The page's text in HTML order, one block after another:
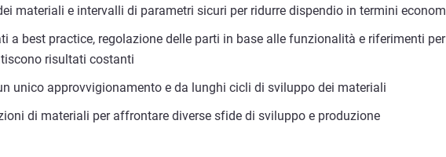
materiali e intervalli di parametri sicuri per ridurre dispendio in termini
a best practice, regolazione delle parti in base alle funzionalità e riferimenti
risultati costanti
unico approvvigionamento e da lunghi cicli di sviluppo dei materiali
di materiali per affrontare diverse sfide di sviluppo e produzione